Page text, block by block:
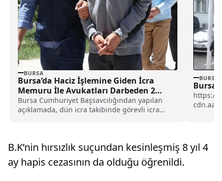
BURSA
Bursa’da Haciz İşlemine Giden İcra
Memuru İle Avukatları Darbeden 2
Şüpheliye Gözaltı
Bursa Cumhuriyet Başsavcılığından yapılan
açıklamada, dün icra takibinde görevli icra
BURSA
https://
B.K’nin hırsızlık suçundan kesinleşmiş 8 yıl 4
ay hapis cezasının da olduğu öğrenildi.